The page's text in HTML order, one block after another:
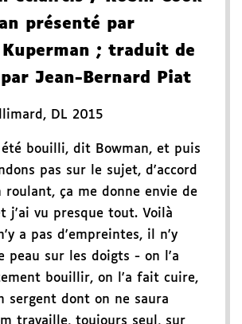
présenté par
; traduit de
Jean-Bernard Piat
, DL 2015
bouilli, dit Bowman, et puis
pas sur le sujet, d'accord
roulant, ça me donne envie de
j'ai vu presque tout. Voilà
a pas d'empreintes, il n'y
peau sur les doigts - on l'a
bouillir, on l'a fait cuire,
sergent dont on ne saura